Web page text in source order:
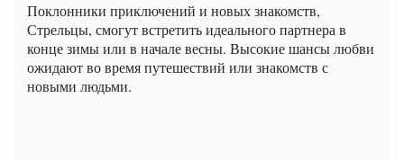
Поклонники приключений и новых знакомств,
Стрельцы, смогут встретить идеального партнера в
конце зимы или в начале весны. Высокие шансы любви
ожидают во время путешествий или знакомств с
новыми людьми.